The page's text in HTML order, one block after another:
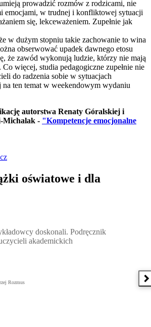
prowadzić rozmów z rodzicami, nie
emocjami, w trudnej i konfliktowej sytuacji
się, lekceważeniem. Zupełnie jak
w dużym stopniu takie zachowanie to wina
obserwować upadek dawnego etosu
że zawód wykonują ludzie, którzy nie mają
więcej, studia pedagogiczne zupełnie nie
do radzenia sobie w sytuacjach
ten temat w weekendowym wydaniu
autorstwa Renaty Góralskiej i
Michalak - "Kompetencje emocjonalne
oświatowe i dla
doskonali. Podręcznik nauczycieli
doskonali. Podręcznik
akademickich
Rozmus